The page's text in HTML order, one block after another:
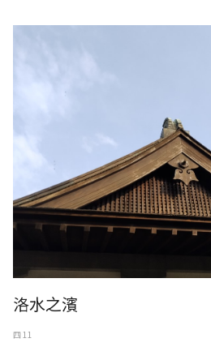
洛水之濱
四 11